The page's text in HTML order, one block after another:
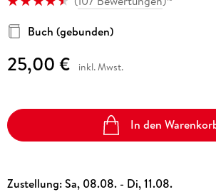
Buch (gebunden)
25,00 € inkl. Mwst.
In den
Zustellung:Sa, 08.08. - Di, 11.08.